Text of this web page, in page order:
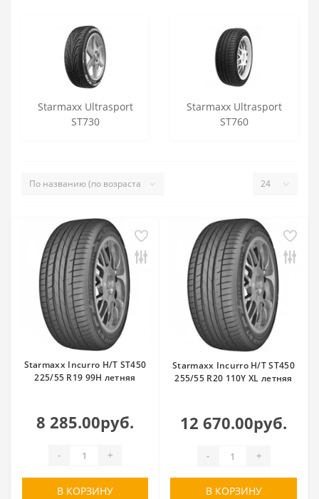
Starmaxx Ultrasport
ST730
Starmaxx Ultrasport
ST760
Starmaxx Incurro H/T ST450
225/55 R19 99H летняя
8 285.00руб.
- +
В КОРЗИНУ
Starmaxx Incurro H/T ST450
255/55 R20 110Y XL летняя
12 670.00руб.
- +
В КОРЗИНУ